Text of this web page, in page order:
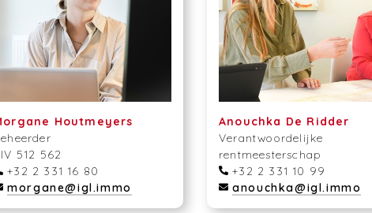
Houtmeyers
512 562
+32 2 331 16 80
morgane@igl.immo
Anouchka De Ridder
Verantwoordelijke
rentmeesterschap
+32 2 331 10 99
anouchka@igl.immo